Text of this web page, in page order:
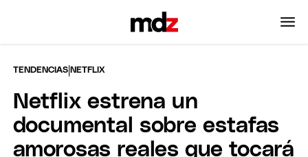
TENDENCIAS |NETFLIX
Netflix estrena un
documental sobre estafas
amorosas reales que tocará